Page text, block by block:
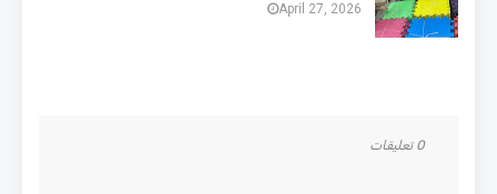
April 27, 2026
0 تعليقات